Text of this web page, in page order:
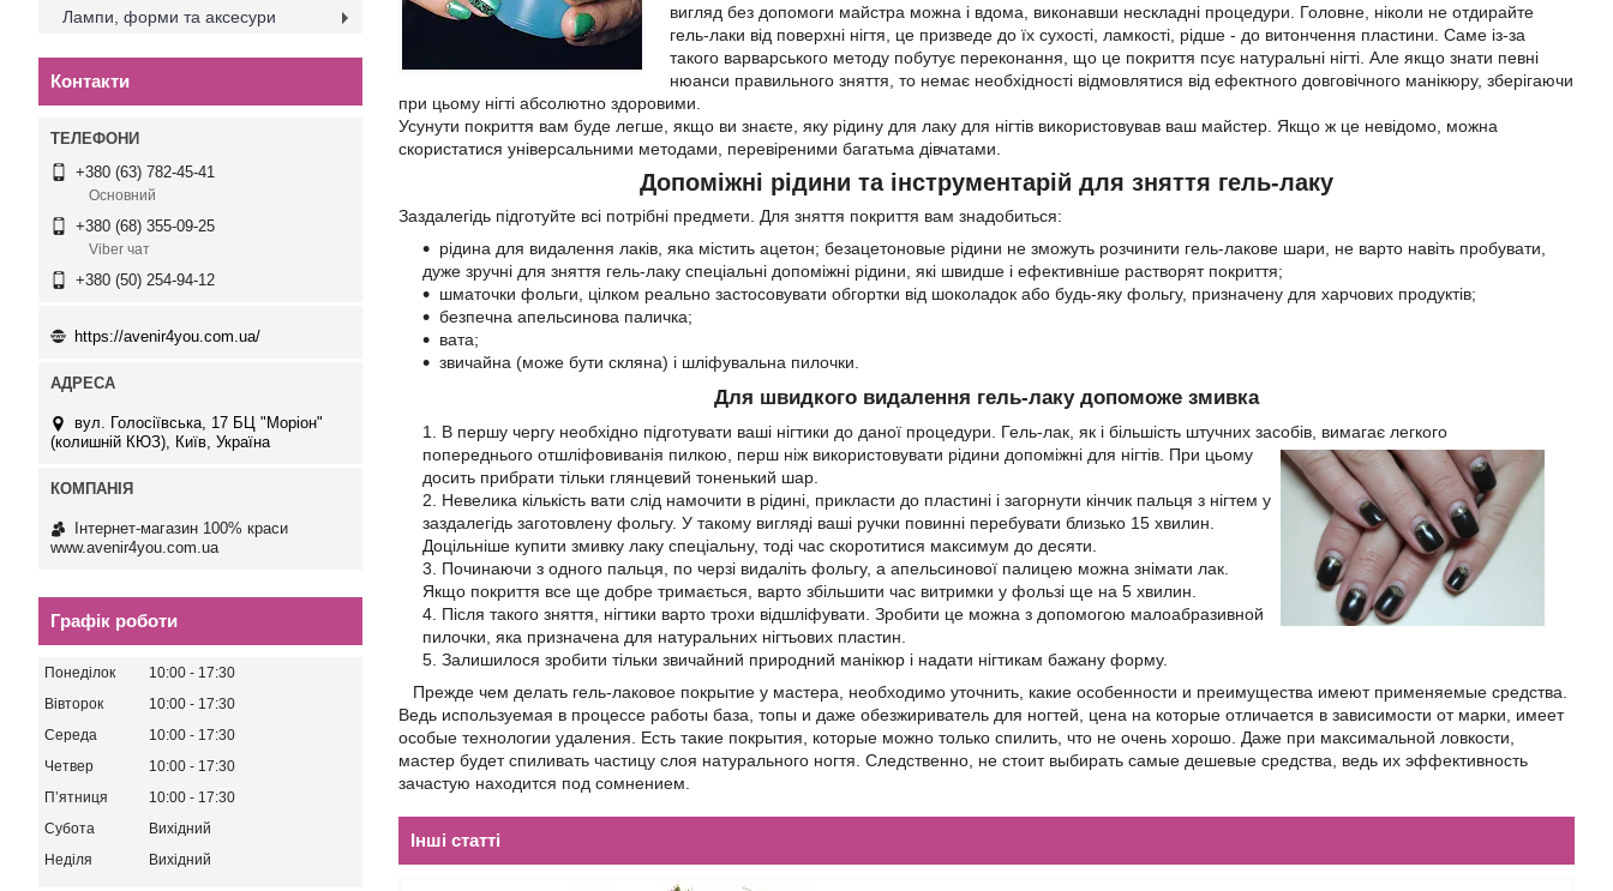
вигляд без допомоги майстра можна і вдома, виконавши нескладні процедури. Головне, ніколи не отдирайте
гель-лаки від поверхні нігтя, це призведе до їх сухості, ламкості, рідше - до витончення пластини. Саме із-за
такого варварського методу побутує переконання, що це покриття псує натуральні нігті. Але якщо знати певні
нюанси правильного зняття, то немає необхідності відмовлятися від ефектного довговічного манікюру, зберігаючи
при цьому нігті абсолютно здоровими.
Усунути покриття вам буде легше, якщо ви знаєте, яку рідину для лаку для нігтів використовував ваш майстер. Якщо ж це невідомо, можна
скористатися універсальними методами, перевіреними багатьма дівчатами.
Допоміжні рідини та інструментарій для зняття гель-лаку
Заздалегідь підготуйте всі потрібні предмети. Для зняття покриття вам знадобиться:
рідина для видалення лаків, яка містить ацетон; безацетоновые рідини не зможуть розчинити гель-лакове шари, не варто навіть пробувати,
дуже зручні для зняття гель-лаку спеціальні допоміжні рідини, які швидше і ефективніше растворят покриття;
шматочки фольги, цілком реально застосовувати обгортки від шоколадок або будь-яку фольгу, призначену для харчових продуктів;
безпечна апельсинова паличка;
вата;
звичайна (може бути скляна) і шліфувальна пилочки.
Для швидкого видалення гель-лаку допоможе змивка
В першу чергу необхідно підготувати ваші нігтики до даної процедури. Гель-лак, як і більшість штучних засобів, вимагає легкого
попереднього отшліфовиванія пилкою, перш ніж використовувати рідини допоміжні для нігтів. При цьому
досить прибрати тільки глянцевий тоненький шар.
Невелика кількість вати слід намочити в рідині, прикласти до пластині і загорнути кінчик пальця з нігтем у
заздалегідь заготовлену фольгу. У такому вигляді ваші ручки повинні перебувати близько 15 хвилин.
Доцільніше купити змивку лаку спеціальну, тоді час скоротитися максимум до десяти.
Починаючи з одного пальця, по черзі видаліть фольгу, а апельсинової палицею можна знімати лак.
Якщо покриття все ще добре тримається, варто збільшити час витримки у фользі ще на 5 хвилин.
Після такого зняття, нігтики варто трохи відшліфувати. Зробити це можна з допомогою малоабразивной
пилочки, яка призначена для натуральних нігтьових пластин.
Залишилося зробити тільки звичайний природний манікюр і надати нігтикам бажану форму.
Прежде чем делать гель-лаковое покрытие у мастера, необходимо уточнить, какие особенности и преимущества имеют применяемые средства.
Ведь используемая в процессе работы база, топы и даже обезжириватель для ногтей, цена на которые отличается в зависимости от марки, имеет
особые технологии удаления. Есть такие покрытия, которые можно только спилить, что не очень хорошо. Даже при максимальной ловкости,
мастер будет спиливать частицу слоя натурального ногтя. Следственно, не стоит выбирать самые дешевые средства, ведь их эффективность
зачастую находится под сомнением.
Інші статті
Лампи, форми та аксесури
Контакти
+380 (63) 782-45-41
Основний
+380 (68) 355-09-25
Viber чат
+380 (50) 254-94-12
https://avenir4you.com.ua/
вул. Голосіївська, 17 БЦ "Моріон"
(колишній КЮЗ), Київ, Україна
Інтернет-магазин 100% краси
www.avenir4you.com.ua
Графік роботи
Понеділок 10:00
17:30
Вівторок
10:00
17:30
Середа
10:00
17:30
Четвер
10:00
17:30
Пʼятниця
10:00
17:30
Субота
Вихідний
Неділя
Вихідний